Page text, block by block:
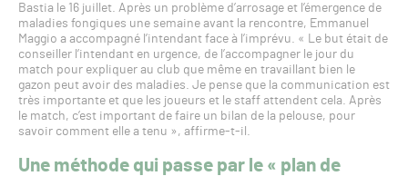
Bastia le 16 juillet. Après un problème d’arrosage et l’émergence de
maladies fongiques une semaine avant la rencontre, Emmanuel
Maggio a accompagné l’intendant face à l’imprévu. « Le but était de
conseiller l’intendant en urgence, de l’accompagner le jour du
match pour expliquer au club que même en travaillant bien le
gazon peut avoir des maladies. Je pense que la communication est
très importante et que les joueurs et le staff attendent cela. Après
le match, c’est important de faire un bilan de la pelouse, pour
savoir comment elle a tenu », affirme-t-il.
Une méthode qui passe par le « plan de